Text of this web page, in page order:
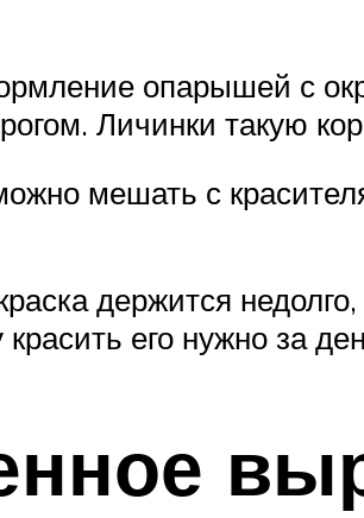
опарышей с
Личинки такую
мешать с
держится
его нужно за